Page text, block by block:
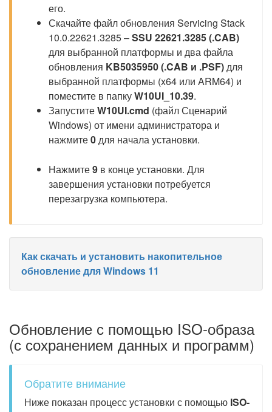
его.
Скачайте файл обновления Servicing Stack
10.0.22621.3285 –SSU 22621.3285 (.CAB)
для выбранной платформы и два файла
обновления KB5035950 (.CAB и .PSF)для
выбранной платформы (x64 или ARM64) и
поместите в папкуW10UI_10.39.
ЗапуститеW10UI.cmd (файл Сценарий
Windows) от имени администратора и
нажмите0для начала установки.
Нажмите9 в конце установки. Для
завершения установки потребуется
перезагрузка компьютера.
Как скачать и установить накопительное
обновление для Windows 11
Обновление с помощью ISO-образа
(с сохранением данных и программ)
Обратите внимание
Ниже показан процесс установки с помощью ISO-